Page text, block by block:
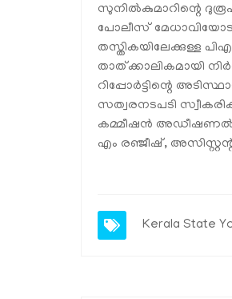
സുനില്‍കുമാറിന്റെ
പോലീസ് മേധാവിയോട്
തസ്തികയിലേക്കുള്ള
താത്ക്കാലികമായി
റിപ്പോര്‍ട്ടിന്റെ
സത്വരനടപടി
കമ്മീഷന്‍ അഡീഷണല്‍
എം രഞ്ജീഷ്,
Kerala State